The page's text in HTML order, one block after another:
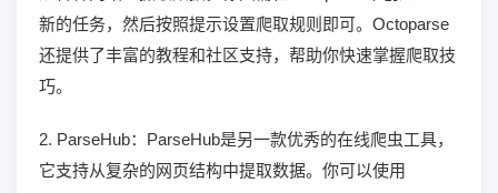
新的任务，然后按照提示设置爬取规则即可。Octoparse
还提供了丰富的教程和社区支持，帮助你快速掌握爬取技
巧。
2. ParseHub：ParseHub是另一款优秀的在线爬虫工具，
它支持从复杂的网页结构中提取数据。你可以使用